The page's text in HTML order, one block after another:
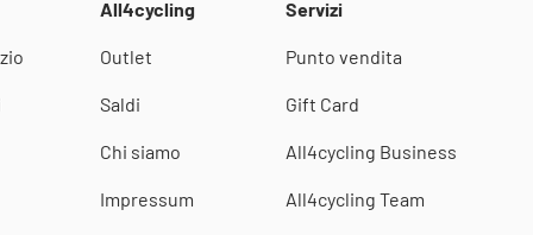
All4cycling
Outlet
Saldi
Chi siamo
Impressum
Servizi
Punto vendita
Gift Card
All4cycling Business
All4cycling Team